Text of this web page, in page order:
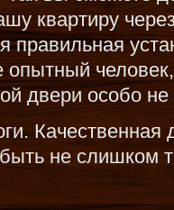
квартиру
правильная
опытный
двери особо не
Качественная
не слишком